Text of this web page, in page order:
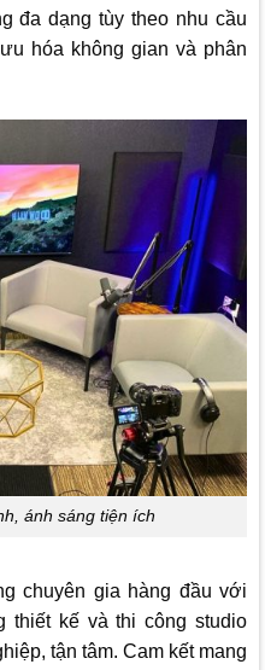
đa dạng tùy theo nhu cầu
hóa không gian và phân
ánh sáng tiện ích
chuyên gia hàng đầu với
thiết kế và thi công studio
tận tâm. Cam kết mang